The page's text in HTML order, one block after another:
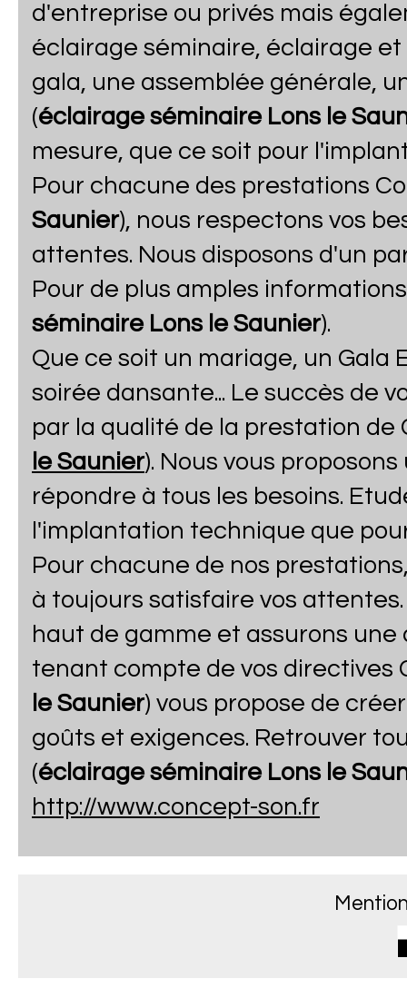
d'entreprise ou privés mais
éclairage séminaire, éclairage
gala, une assemblée générale,
(éclairage séminaire Lons le
mesure, que ce soit pour
Pour chacune des prestations
Saunier), nous respectons vos
attentes. Nous disposons d'un
Pour de plus amples
séminaire Lons le Saunier).
Que ce soit un mariage, un
soirée dansante... Le succès de
par la qualité de la prestation de
le Saunier). Nous vous
répondre à tous les besoins.
l'implantation technique que
Pour chacune de nos
à toujours satisfaire vos
haut de gamme et assurons
tenant compte de vos directives
le Saunier) vous propose de
goûts et exigences. Retrouver
(éclairage séminaire Lons le
http://www.concept-son.fr